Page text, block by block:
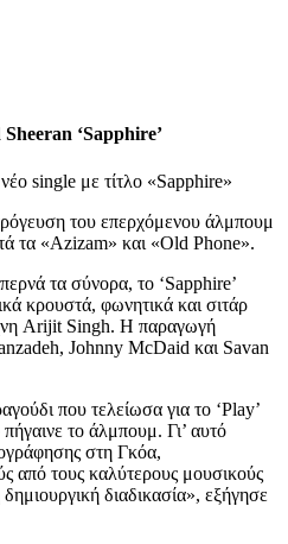
‘Sapphire’
single με τίτλο «Sapphire»
του επερχόμενου άλμπουμ
τα «Azizam» και «Old Phone».
τα σύνορα, το ‘Sapphire’
κρουστά, φωνητικά και σιτάρ
Arijit Singh. Η παραγωγή
Johnny McDaid και Savan
που τελείωσα για το ‘Play’
το άλμπουμ. Γι’ αυτό
στη Γκόα,
από τους καλύτερους μουσικούς
διαδικασία», εξήγησε